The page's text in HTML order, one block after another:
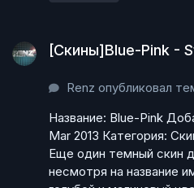
[Скины]Blue-Pink -
Renz опубликовал
Название: Blue-Pink
Mar 2013 Категория:
Еще один темный скин
несмотря на название